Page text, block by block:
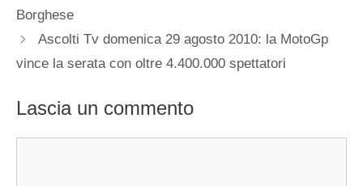
Borghese
Ascolti Tv domenica 29 agosto 2010: la MotoGp
vince la serata con oltre 4.400.000 spettatori
Lascia un commento